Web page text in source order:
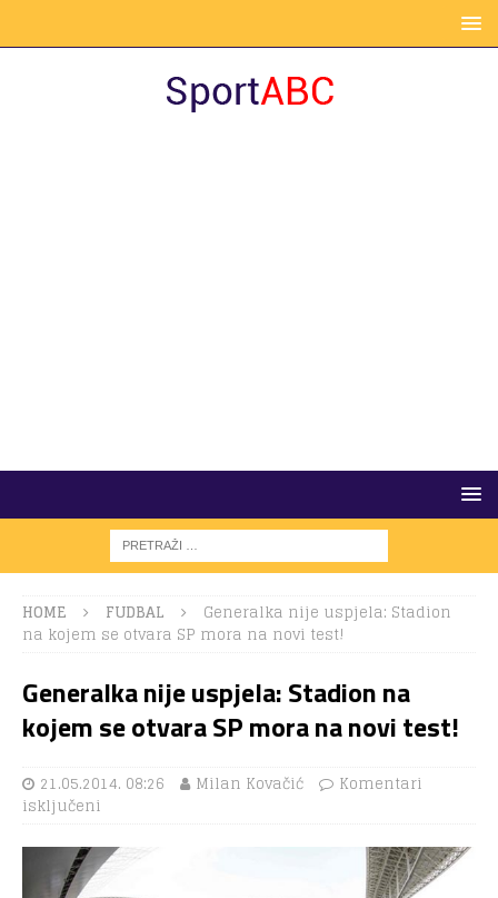
HOME FUDBAL
Generalka nije uspjela: Stadion
na kojem se otvara SP mora na novi test!
Generalka nije uspjela: Stadion na
kojem se otvara SP mora na novi test!
21.05.2014. 08:26 Milan Kovačić
Komentari
isključeni